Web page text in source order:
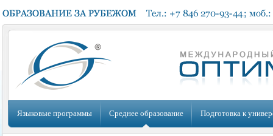
Языковые программы Среднее образование Подготовка к